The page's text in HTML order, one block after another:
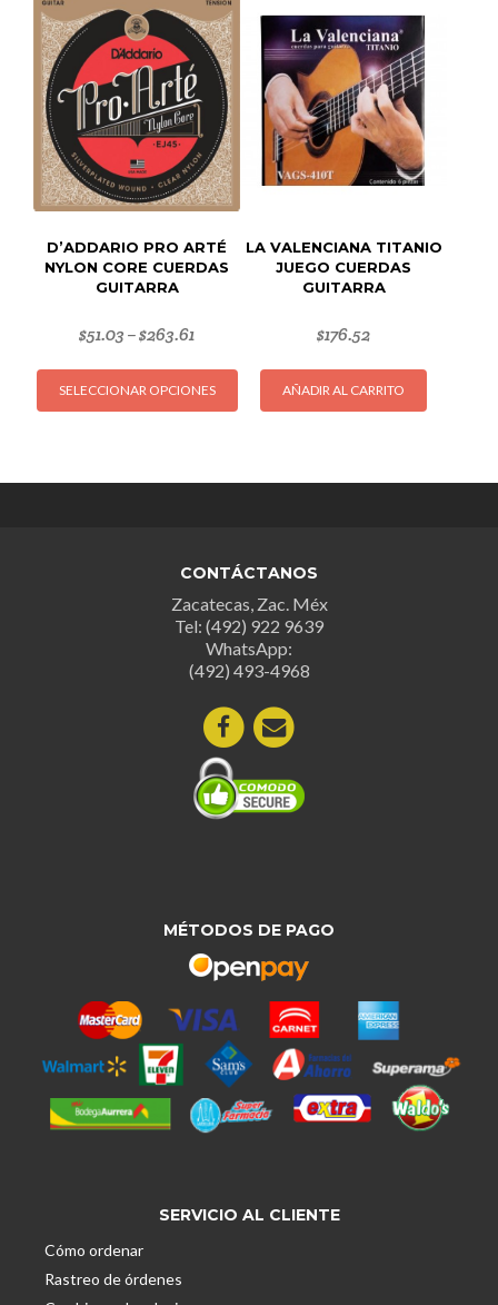
D’ADDARIO PRO ARTÉ
NYLON CORE CUERDAS
GUITARRA
$51.03 –$263.61
SELECCIONAR OPCIONES
Este
producto
pueden
elegir
en
la
de
producto
LA VALENCIANA TITANIO
JUEGO CUERDAS
GUITARRA
$176.52
AÑADIR AL CARRITO
CONTÁCTANOS
Zacatecas, Zac. Méx
Tel: (492) 922 9639
WhatsApp:
(492) 493-4968
MÉTODOS DE PAGO
SERVICIO AL CLIENTE
Cómo ordenar
Rastreo de órdenes